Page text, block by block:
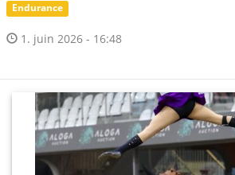
Endurance
1. juin 2026 - 16:48